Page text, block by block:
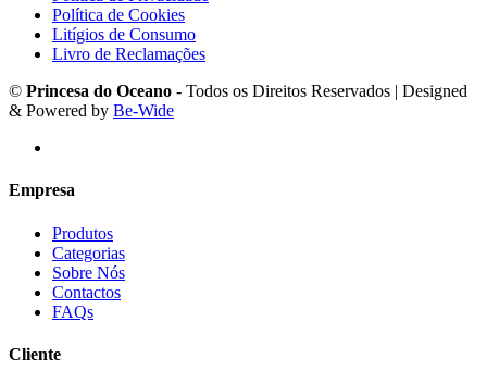
Política de Cookies
Litígios de Consumo
Livro de Reclamações
© Princesa do Oceano - Todos os Direitos Reservados | Designed
& Powered by Be-Wide
Empresa
Produtos
Categorias
Sobre Nós
Contactos
FAQs
Cliente